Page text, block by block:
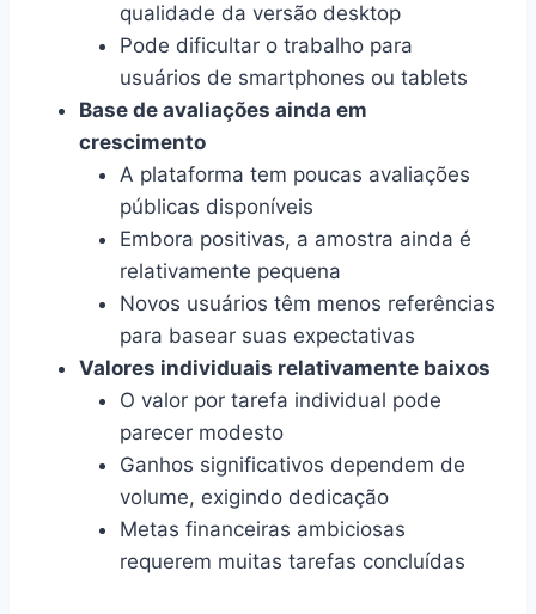
qualidade da versão desktop
Pode dificultar o trabalho para
usuários de smartphones ou tablets
Base de avaliações ainda em
crescimento
A plataforma tem poucas avaliações
públicas disponíveis
Embora positivas, a amostra ainda é
relativamente pequena
Novos usuários têm menos referências
para basear suas expectativas
Valores individuais relativamente baixos
O valor por tarefa individual pode
parecer modesto
Ganhos significativos dependem de
volume, exigindo dedicação
Metas financeiras ambiciosas
requerem muitas tarefas concluídas